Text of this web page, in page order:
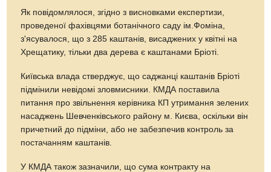
Як повідомлялося, згідно з висновками експертизи,
проведеної фахівцями ботанічного саду ім.Фоміна,
з'ясувалося, що з 285 каштанів, висаджених у квітні на
Хрещатику, тільки два дерева є каштанами Бріоті.
Київська влада стверджує, що саджанці каштанів Бріоті
підмінили невідомі зловмисники. КМДА поставила
питання про звільнення керівника КП утримання зелених
насаджень Шевченківського району м. Києва, оскільки він
причетний до підміни, або не забезпечив контроль за
постачанням каштанів.
У КМДА також зазначили, що сума контракту на